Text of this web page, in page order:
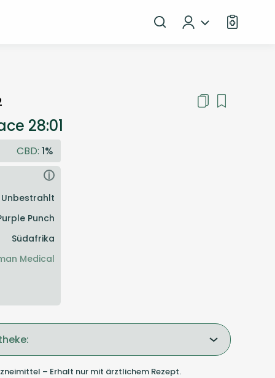
28:01
CBD: 1%
i
Unbestrahlt
Punch
Südafrika
Medical
– Erhalt nur mit ärztlichem Rezept.